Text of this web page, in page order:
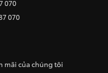
070
070
mãi của chúng tôi